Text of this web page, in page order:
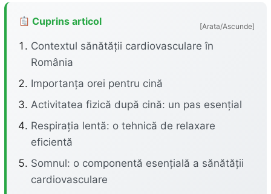
Cuprins articol [Arata/Ascunde]
Contextul sănătății cardiovasculare în
România
Importanța orei pentru cină
Activitatea fizică după cină: un pas esențial
Respirația lentă: o tehnică de relaxare
eficientă
Somnul: o componentă esențială a sănătății
cardiovasculare